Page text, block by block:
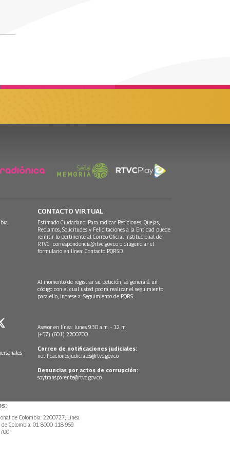
CONTACTO VIRTUAL
Estimado Ciudadano: Para radicar Peticiones, Quejas,
Reclamos, Solicitudes y Felicitaciones a la Entidad puede
remitir lo pertinente al Correo Oficial Institucional de
RTVC correspondencia@rtvc.gov.co o diligenciar el
formulario en línea: Contacto PQRSD.
Al momento de registrar su petición, se generará un
código con el cual usted podrá realizar el seguimiento,
para ello, ingrese a: Seguimiento de PQRS
Asesor en línea: lunes 9:30 a.m. - 12 m
(+57) (601) 2200700
Correo de notificaciones judiciales:
notificacionesjudiciales@rtvc.gov.co
Denuncias por actos de corrupción:
soytransparente@rtvc.gov.co
de Colombia: 2200727, Línea
Colombia: 01 8000 118 959.